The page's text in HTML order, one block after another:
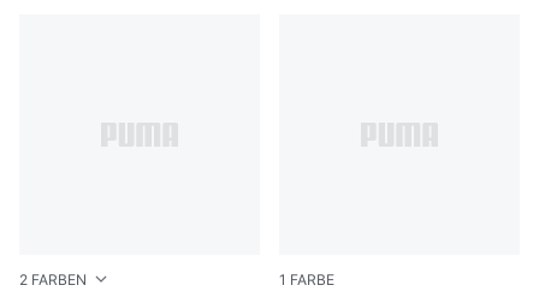
2 FARBEN 1 FARBE